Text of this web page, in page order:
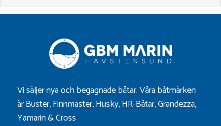
Vi säljer nya och begagnade båtar. Våra båtmärken
ärBuster,Finnmaster,Husky,HR-Båtar,Grandezza,
Yamarin&Cross